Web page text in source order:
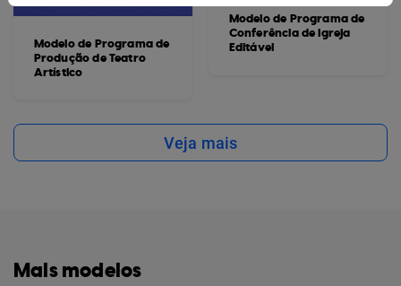
Modelo de Programa de
Produção de Teatro
Artístico
Modelo de Programa de
Conferência de Igreja
Editável
Veja mais
Mais modelos